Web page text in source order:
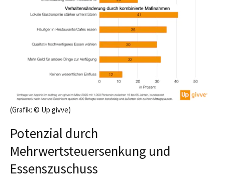
(Grafik: © Up givve)
Potenzial durch
Mehrwertsteuersenkung und
Essenszuschuss